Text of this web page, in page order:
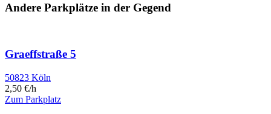
Andere Parkplätze in der Gegend
Graeffstraße 5
50823 Köln
2,50 €/h
Zum Parkplatz